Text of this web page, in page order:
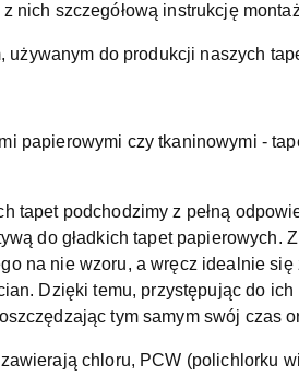
nich szczegółową instrukcję
używanym do produkcji naszych
papierowymi czy tkaninowymi -
tapet podchodzimy z pełną
do gładkich tapet papierowych.
na nie wzoru, a wręcz idealnie
Dzięki temu, przystępując do
tym samym swój czas
chloru, PCW (polichlorku